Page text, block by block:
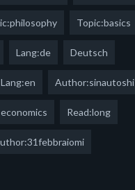
Topic:basics
Lang:de Deutsch
Lang:en Author:sinautoshi
Read:long